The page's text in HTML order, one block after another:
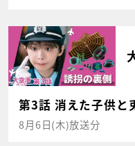
第3話 消えた子供と
8月6日(木)放送分